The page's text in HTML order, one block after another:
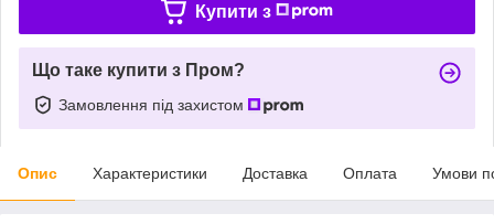
Купити з
Що таке купити з Пром?
Замовлення під захистом
Опис Характеристики Доставка Оплата Умови